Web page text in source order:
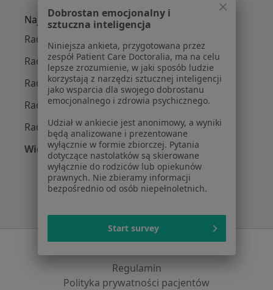
Najpopularniejsze ubezpieczenia
Radiolodzy z TU Zdrowie w Gdańsku
Radiolodzy z Medicover w Gdańsku
Radiolodzy z Allianz w Gdańsku
Radiolodzy z Signal Iduna w Gdańsku
Radiolodzy z LUX MED w Gdańsku
Więcej (2)
Więcej w kategorii: Najpopularniejsze
Serwis
Regulamin
Polityka prywatności pacjentów
Dobrostan emocjonalny i
sztuczna inteligencja
Niniejsza ankieta, przygotowana przez
zespół Patient Care Doctoralia, ma na celu
lepsze zrozumienie, w jaki sposób ludzie
korzystają z narzędzi sztucznej inteligencji
jako wsparcia dla swojego dobrostanu
emocjonalnego i zdrowia psychicznego.
Udział w ankiecie jest anonimowy, a wyniki
będą analizowane i prezentowane
wyłącznie w formie zbiorczej. Pytania
dotyczące nastolatków są skierowane
wyłącznie do rodziców lub opiekunów
prawnych. Nie zbieramy informacji
bezpośrednio od osób niepełnoletnich.
Start survey